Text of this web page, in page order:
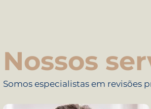
Nossos
Somos especialistas em revisões